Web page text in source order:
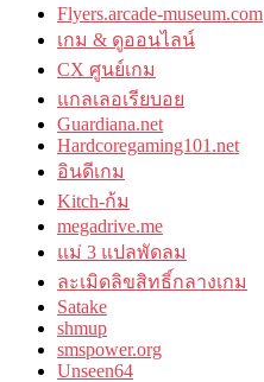
Flyers.arcade-museum.com
เกม & ดูออนไลน์
CX ศูนย์เกม
แกลเลอเรียบอย
Guardiana.net
Hardcoregaming101.net
อินดีเกม
Kitch-ก้ม
megadrive.me
แม่ 3 แปลพัดลม
ละเมิดลิขสิทธิ์กลางเกม
Satake
shmup
smspower.org
Unseen64